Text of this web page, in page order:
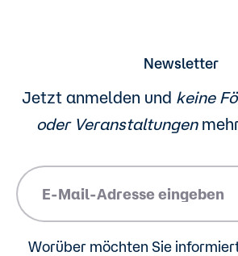
Newsletter
Jetzt anmelden und keine
oder Veranstaltungen
Worüber möchten Sie